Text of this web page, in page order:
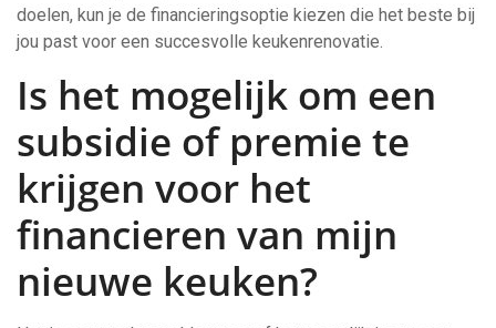
doelen, kun je de financieringsoptie kiezen die het beste bij
jou past voor een succesvolle keukenrenovatie.
Is het mogelijk om een
subsidie of premie te
krijgen voor het
financieren van mijn
nieuwe keuken?